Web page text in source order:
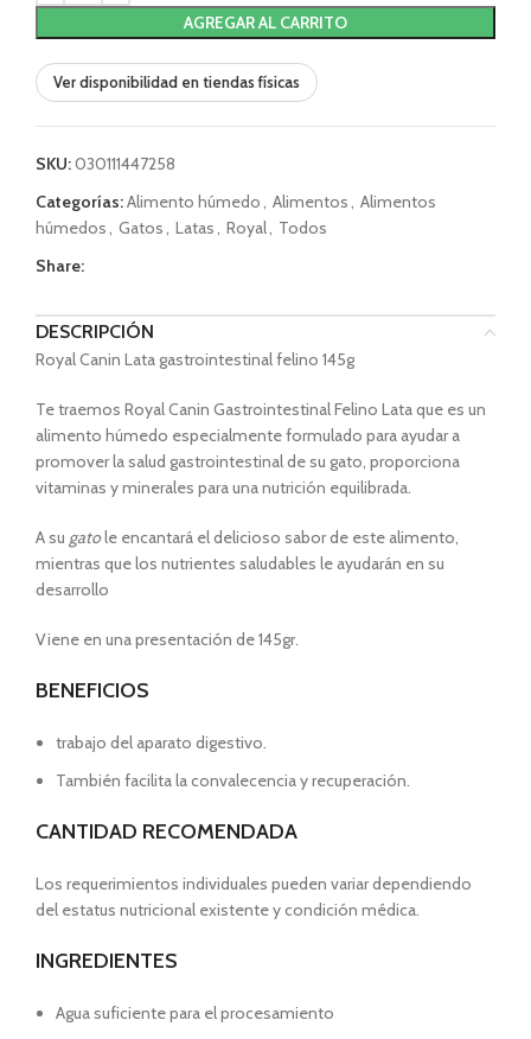
AGREGAR AL CARRITO
Ver disponibilidad en tiendas físicas
SKU:030111447258
Categorías:Alimento húmedo, Alimentos, Alimentos
húmedos, Gatos, Latas, Royal, Todos
Share:
DESCRIPCIÓN
Royal Canin Lata gastrointestinal felino 145g
Te traemos Royal Canin Gastrointestinal Felino Lata que es un
alimento húmedo especialmente formulado para ayudar a
promover la salud gastrointestinal de su gato, proporciona
vitaminas y minerales para una nutrición equilibrada.
A su gatole encantará el delicioso sabor de este alimento,
mientras que los nutrientes saludables le ayudarán en su
desarrollo
Viene en una presentación de 145gr.
BENEFICIOS
trabajo del aparato digestivo.
También facilita la convalecencia y recuperación.
CANTIDAD RECOMENDADA
Los requerimientos individuales pueden variar dependiendo
del estatus nutricional existente y condición médica.
INGREDIENTES
Agua suficiente para el procesamiento